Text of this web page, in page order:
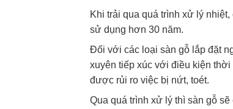
Khi trải qua quá trình xử lý
sử dụng hơn 30 năm.
Đối với các loại sàn gỗ lắp đặt
xuyên tiếp xúc với điều kiện
được rủi ro việc bị nứt, toét.
Qua quá trình xử lý thì sàn gỗ